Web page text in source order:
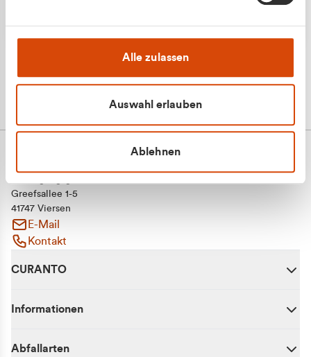
Alle zulassen
Auswahl erlauben
Ablehnen
Greefsallee 1-5
41747 Viersen
E-Mail
Kontakt
CURANTO
Informationen
Abfallarten